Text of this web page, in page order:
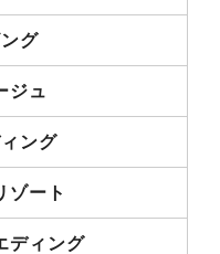
グ
ジュ
ング
ゾート
ディング